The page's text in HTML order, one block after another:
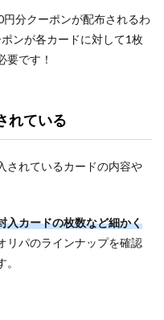
分クーポンが配布されるわ
ンが各カードに対して1枚
要です！
れている
されているカードの内容や
入カードの枚数など細かく
リパのラインナップを確認